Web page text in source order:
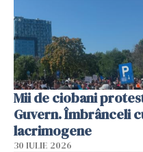
Mii de ciobani
Guvern. Îmbrânceli
lacrimogene
30 IULIE 2026